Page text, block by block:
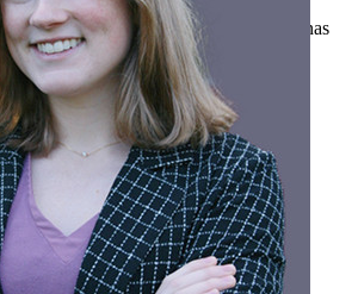
de passkeys e muito mais com apenas
código
desenvolvedores
de acesso